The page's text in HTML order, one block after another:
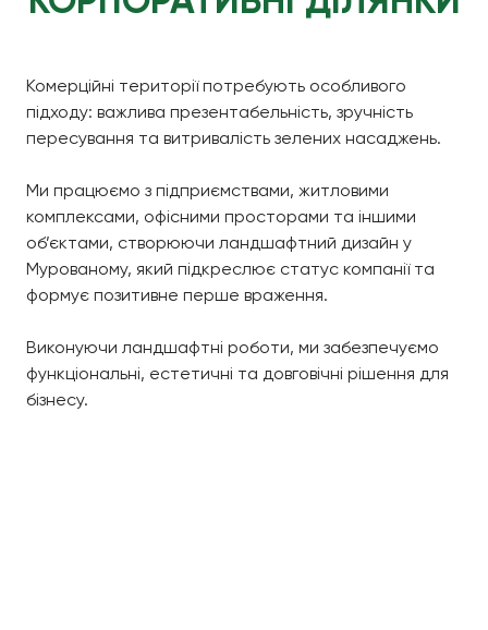
Комерційні території потребують особливого
підходу: важлива презентабельність, зручність
пересування та витривалість зелених насаджень.
Ми працюємо з підприємствами, житловими
комплексами, офісними просторами та іншими
об’єктами, створюючи ландшафтний дизайн у
Мурованому, який підкреслює статус компанії та
формує позитивне перше враження.
Виконуючи ландшафтні роботи, ми забезпечуємо
функціональні, естетичні та довговічні рішення для
бізнесу.